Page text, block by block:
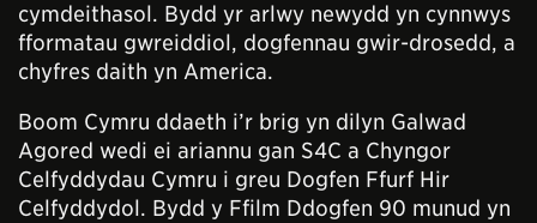
cymdeithasol. Bydd yr arlwy newydd yn cynnwys
fformatau gwreiddiol, dogfennau gwir-drosedd, a
chyfres daith yn America.
Boom Cymru ddaeth i’r brig yn dilyn Galwad
Agored wedi ei ariannu gan S4C a Chyngor
Celfyddydau Cymru i greu Dogfen Ffurf Hir
Celfyddydol. Bydd y Ffilm Ddogfen 90 munud yn